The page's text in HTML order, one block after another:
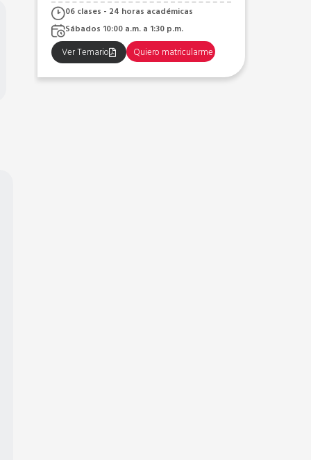
06 clases - 24 horas académicas
Sábados 9:30 a.m. a 1:00 p.m.
Ver Temario Quiero matricularme